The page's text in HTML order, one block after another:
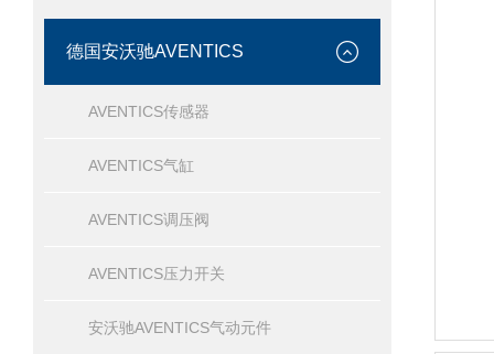
德国安沃驰AVENTICS
AVENTICS传感器
AVENTICS气缸
AVENTICS调压阀
AVENTICS压力开关
安沃驰AVENTICS气动元件